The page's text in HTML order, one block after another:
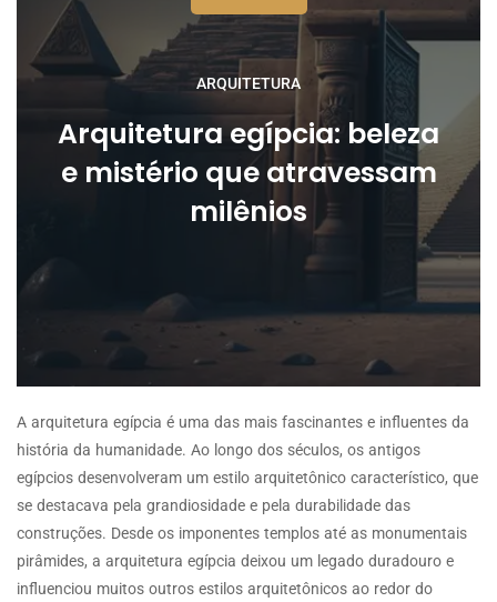
ARQUITETURA
Arquitetura egípcia: beleza
e mistério que atravessam
milênios
A arquitetura egípcia é uma das mais fascinantes e influentes da
história da humanidade. Ao longo dos séculos, os antigos
egípcios desenvolveram um estilo arquitetônico característico, que
se destacava pela grandiosidade e pela durabilidade das
construções. Desde os imponentes templos até as monumentais
pirâmides, a arquitetura egípcia deixou um legado duradouro e
influenciou muitos outros estilos arquitetônicos ao redor do